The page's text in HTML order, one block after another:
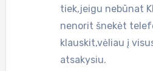
tiek,jeigu nebūnat
nenorit šnekėt
klauskit,vėliau į
atsakysiu.